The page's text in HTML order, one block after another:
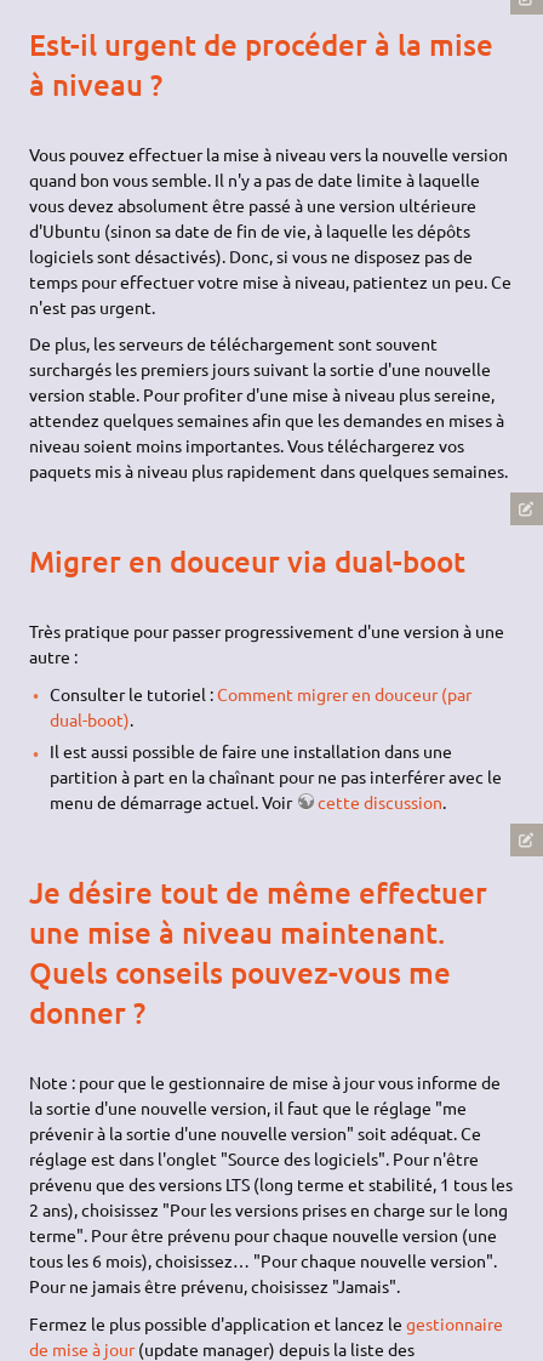
Est-il urgent de procéder à la mise
à niveau ?
Vous pouvez effectuer la mise à niveau vers la nouvelle version
quand bon vous semble. Il n'y a pas de date limite à laquelle
vous devez absolument être passé à une version ultérieure
d'Ubuntu (sinon sa date de fin de vie, à laquelle les dépôts
logiciels sont désactivés). Donc, si vous ne disposez pas de
temps pour effectuer votre mise à niveau, patientez un peu. Ce
n'est pas urgent.
De plus, les serveurs de téléchargement sont souvent
surchargés les premiers jours suivant la sortie d'une nouvelle
version stable. Pour profiter d'une mise à niveau plus sereine,
attendez quelques semaines afin que les demandes en mises à
niveau soient moins importantes. Vous téléchargerez vos
paquets mis à niveau plus rapidement dans quelques semaines.
Migrer en douceur via dual-boot
Très pratique pour passer progressivement d'une version à une
autre :
Consulter le tutoriel :Comment migrer en douceur (par
dual-boot).
Il est aussi possible de faire une installation dans une
partition à part en la chaînant pour ne pas interférer avec le
menu de démarrage actuel. Voir
cette discussion.
Je désire tout de même effectuer
une mise à niveau maintenant.
Quels conseils pouvez-vous me
donner ?
Note : pour que le gestionnaire de mise à jour vous informe de
la sortie d'une nouvelle version, il faut que le réglage "me
prévenir à la sortie d'une nouvelle version" soit adéquat. Ce
réglage est dans l'onglet "Source des logiciels". Pour n'être
prévenu que des versions LTS (long terme et stabilité, 1 tous les
2 ans), choisissez "Pour les versions prises en charge sur le long
terme". Pour être prévenu pour chaque nouvelle version (une
tous les 6 mois), choisissez… "Pour chaque nouvelle version".
Pour ne jamais être prévenu, choisissez "Jamais".
Fermez le plus possible d'application et lancez legestionnaire
de mise à jour(update manager) depuis la liste des